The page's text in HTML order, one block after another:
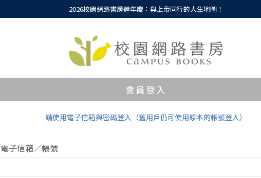
2026校園網路書房週年慶：與上帝同行的人生地圖！
會員登入
請使用電子信箱與密碼登入（舊用戶仍可使用原本的帳號登入）
電子信箱／帳號